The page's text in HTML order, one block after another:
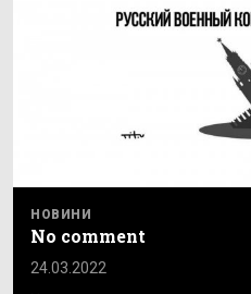
НОВИНИ
No comment
24.03.2022